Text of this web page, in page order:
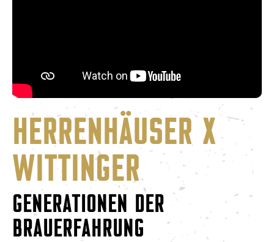
HERREN­HÄUSER X
WITTINGER
GENERATIONEN DER
BRAUERFAHRUNG